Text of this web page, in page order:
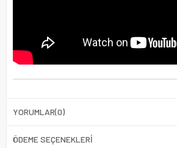
YORUMLAR(0)
ÖDEME SEÇENEKLERI